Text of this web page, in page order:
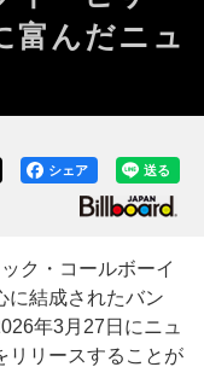
富んだニュ
送る
シェア
ク・コールボーイ
に結成されたバン
年3月27日にニュ
リリースすることが